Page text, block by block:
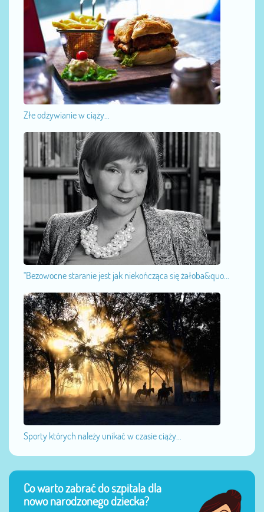
Złe odżywianie w ciąży...
"Bezowocne staranie jest jak niekończąca się żałoba&quo...
Sporty których należy unikać w czasie ciąży...
Co warto zabrać do szpitala dla
nowo narodzonego dziecka?